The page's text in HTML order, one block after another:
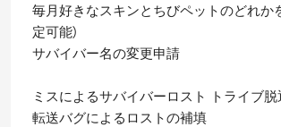
毎月好きなスキンとちびペットのどれか
定可能)
サバイバー名の変更申請
ミスによるサバイバーロスト トライブ
転送バグによるロストの補填